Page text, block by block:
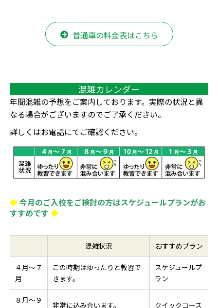
普通車の料金表はこちら
混雑カレンダー
年間混雑の予想をご案内しております。実際の状況と異
なる場合がございますのでご了承ください。
詳しくはお電話にてご確認ください。
◆今月のご入校をご検討の方はスケジュールプランがお
すすめです ◆
混雑状況 おすすめプラン
４月～７
月
この時期はゆったりと教習で
きます。
スケジュールプ
ラン
８月～９
非常に込み合います。 クイックコース